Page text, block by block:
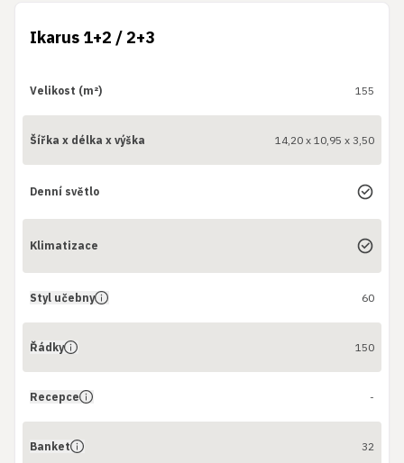
Ikarus 1+2 / 2+3
Velikost (m²) 155
Šířka x délka x výška 14,20 x 10,95 x 3,50
Denní světlo
Klimatizace
Styl učebny 60
Řádky 150
Recepce -
Banket 32